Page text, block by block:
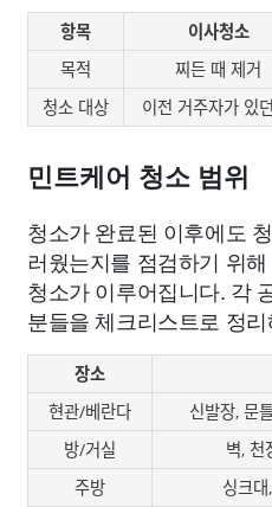
항목 이사청소
목적
찌든 때 제거
청소 대상
이전 거주자가 있
민트케어 청소 범위
청소가 완료된 이후에도
러웠는지를 점검하기 위
청소가 이루어집니다. 각
분들을 체크리스트로 정
장소
현관/베란다
신발장, 문
방/거실
벽, 천
주방
싱크